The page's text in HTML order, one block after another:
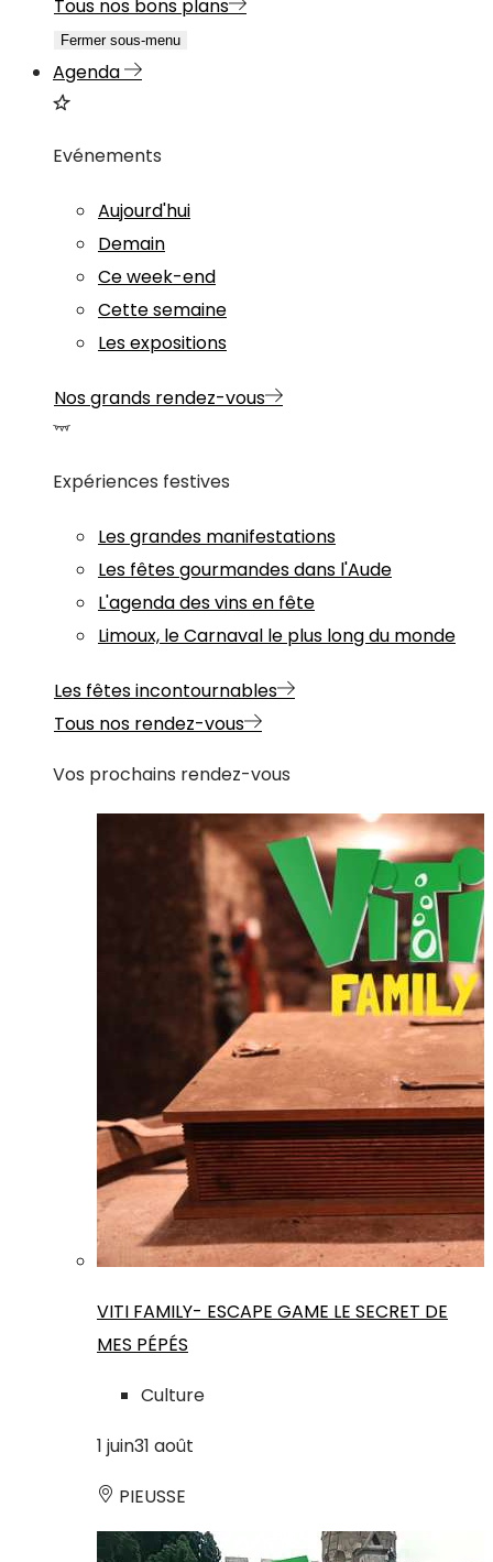
Tous nos bons plans
Fermer sous-menu
Agenda
Evénements
Aujourd'hui
Demain
Ce week-end
Cette semaine
Les expositions
Nos grands rendez-vous
Expériences festives
Les grandes manifestations
Les fêtes gourmandes dans l'Aude
L'agenda des vins en fête
Limoux, le Carnaval le plus long du monde
Les fêtes incontournables
Tous nos rendez-vous
Vos prochains rendez-vous
VITI FAMILY- ESCAPE GAME LE SECRET DE
MES PÉPÉS
Culture
1 juin31 août
PIEUSSE